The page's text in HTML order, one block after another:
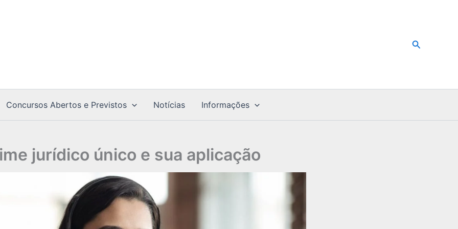
Pesquisar
Concursos Abertos e Previstos Notícias Informações
jurídico único e sua aplicação